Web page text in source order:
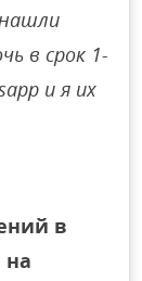
в срок 1-
и я их
в
на